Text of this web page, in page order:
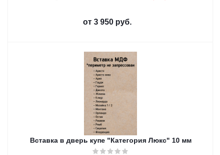
от 3 950 руб.
Вставка в дверь купе "Категория Люкс" 10 мм